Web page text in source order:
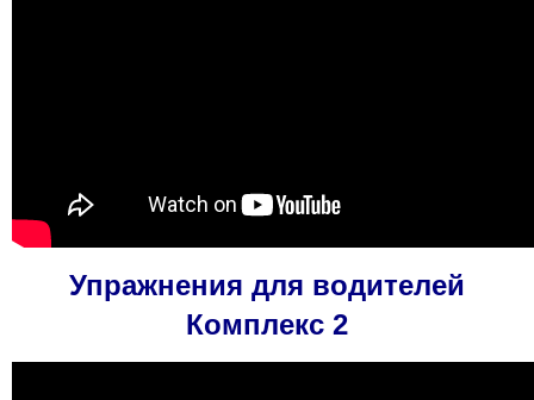
Упражнения для водителей
Комплекс 2